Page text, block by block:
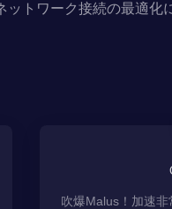
ットワーク接続の最適化
吹爆Malus！加速